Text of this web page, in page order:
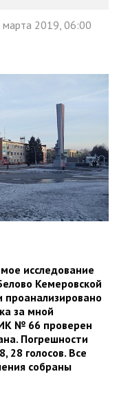
марта 2019, 06:00
исследование
Кемеровской
проанализировано
за мной
№ 66 проверен
Погрешности
28 голосов. Все
собраны